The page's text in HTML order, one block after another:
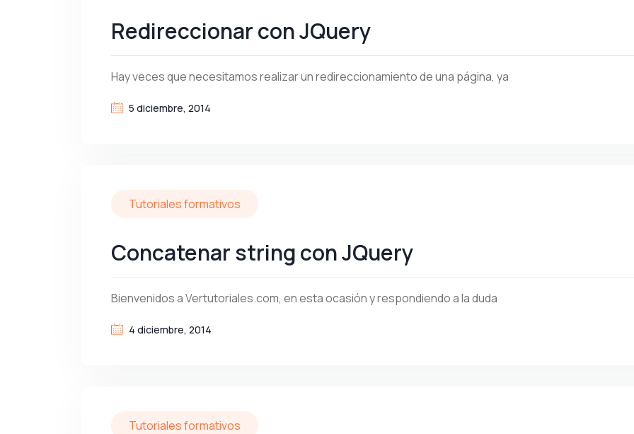
Redireccionar con JQuery
Hay veces que necesitamos realizar un redireccionamiento de una página, ya
5 diciembre, 2014
Tutoriales formativos
Concatenar string con JQuery
Bienvenidos a Vertutoriales.com, en esta ocasión y respondiendo a la duda
4 diciembre, 2014
Tutoriales formativos